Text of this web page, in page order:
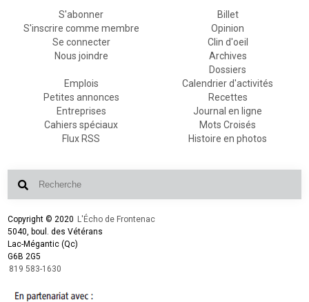
S'abonner
S'inscrire comme membre
Se connecter
Nous joindre
Billet
Opinion
Clin d'oeil
Archives
Dossiers
Emplois
Petites annonces
Entreprises
Cahiers spéciaux
Flux RSS
Calendrier d'activités
Recettes
Journal en ligne
Mots Croisés
Histoire en photos
Copyright © 2020 L'Écho de Frontenac
5040, boul. des Vétérans
Lac-Mégantic (Qc)
G6B 2G5
819 583-1630